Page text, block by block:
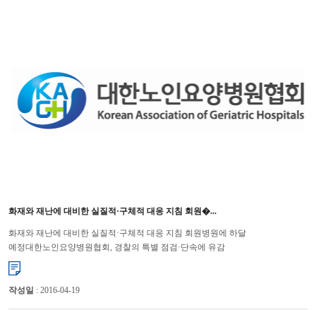
화재와 재난에 대비한 실질적·구체적 대응 지침 회원�...
화재와 재난에 대비한 실질적·구체적 대응 지침 회원병원에 하달
예정대한노인요양병원협회, 경찰의 특별 점검·단속에 유감
표명 대한노인요양병원협회(회장 윤해영)는 최근 국무조정실·보건복지부의
요양병원 합동...
작성일 : 2016-04-19